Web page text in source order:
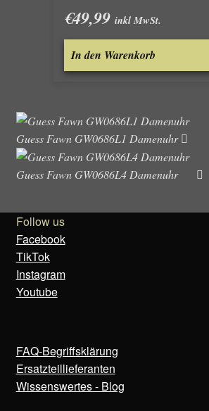
€49,99 inkl MwSt.
In den Warenkorb
Guess Fawn GW0686L1 Damenuhr
Guess Fawn GW0686L4 Damenuhr
Follow us
Facebook
TikTok
Instagram
Youtube
FAQ-Begriffsklärung
Ersatzteillieferanten
Wissenswertes - Blog